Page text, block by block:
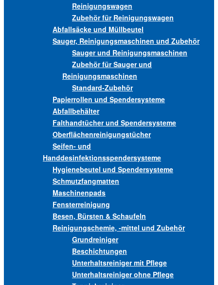
Reinigungswagen
Zubehör für Reinigungswagen
Abfallsäcke und Müllbeutel
Sauger, Reinigungsmaschinen und Zubehör
Sauger und Reinigungsmaschinen
Zubehör für Sauger und
Reinigungsmaschinen
Standard-Zubehör
Papierrollen und Spendersysteme
Abfallbehälter
Falthandtücher und Spendersysteme
Oberflächenreinigungstücher
Seifen- und
Handdesinfektionsspendersysteme
Hygienebeutel und Spendersysteme
Schmutzfangmatten
Maschinenpads
Fensterreinigung
Besen, Bürsten & Schaufeln
Reinigungschemie, -mittel und Zubehör
Grundreiniger
Beschichtungen
Unterhaltsreiniger mit Pflege
Unterhaltsreiniger ohne Pflege